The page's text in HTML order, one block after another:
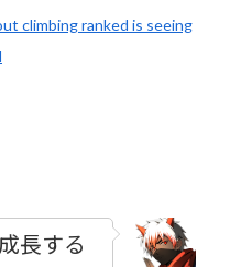
climbing ranked is seeing
長する